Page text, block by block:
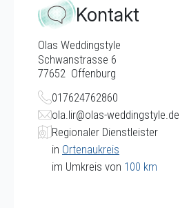
Kontakt
Olas Weddingstyle
Schwanstrasse 6
77652 Offenburg
017624762860
ola.lir@olas-weddingstyle.de
Regionaler Dienstleister
in Ortenaukreis
im Umkreis von 100 km